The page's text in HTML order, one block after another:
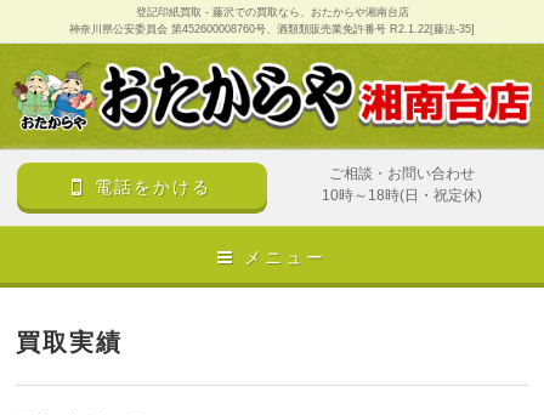
登記印紙買取 - 藤沢での買取なら、おたからや湘南台店
神奈川県公安委員会 第452600008760号、酒類類販売業免許番号 R2.1.22[藤法-35]
電話をかける
ご相談・お問い合わせ
10時～18時(日・祝定休)
メニュー
買取実績